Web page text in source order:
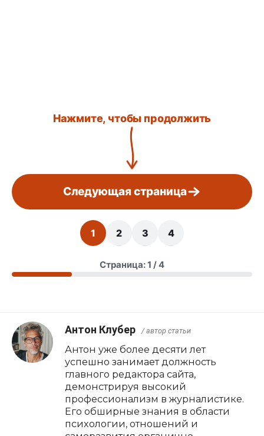
Нажмите, чтобы продолжить
Следующая страница
1 2 3 4
Страница: 1 / 4
Антон Клубер / автор статьи
Антон уже более десяти лет
успешно занимает должность
главного редактора сайта,
демонстрируя высокий
профессионализм в журналистике.
Его обширные знания в области
психологии, отношений и